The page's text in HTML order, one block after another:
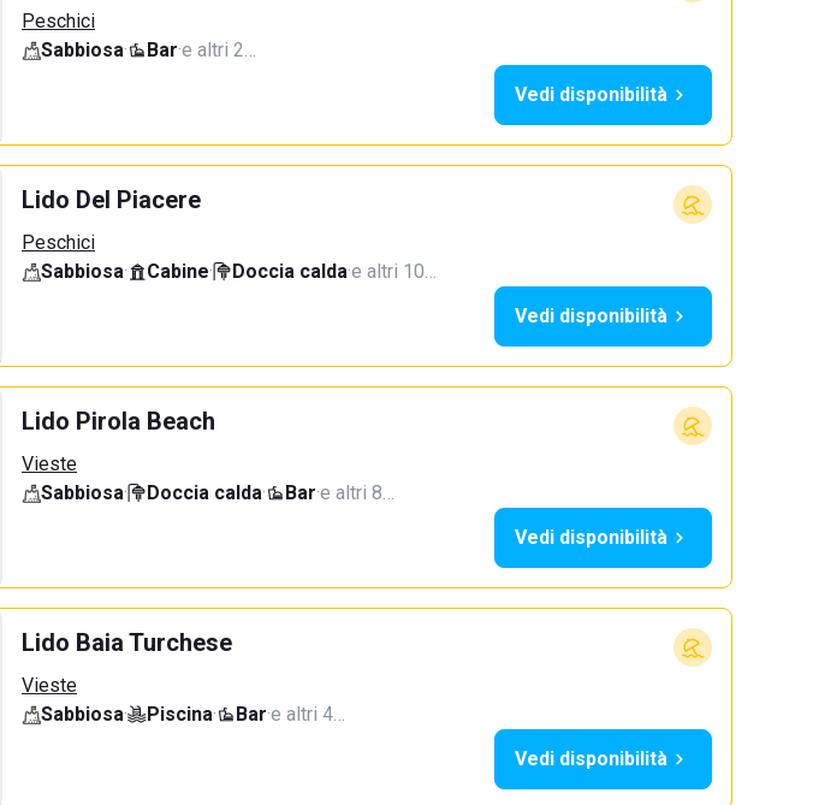
Peschici
Sabbiosa· Bar·e altri 2…
Vedi disponibilità
Lido Del Piacere
Peschici
Sabbiosa· Cabine· Doccia calda·e altri 10…
Vedi disponibilità
Lido Pirola Beach
Vieste
Sabbiosa· Doccia calda· Bar·e altri 8…
Vedi disponibilità
Lido Baia Turchese
Vieste
Sabbiosa· Piscina· Bar·e altri 4…
Vedi disponibilità